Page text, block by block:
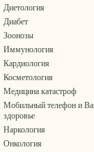
Диетология
Диабет
Зоонозы
Иммунология
Кардиология
Косметология
Медицина катастроф
Мобильный телефон и
здоровье
Наркология
Онкология